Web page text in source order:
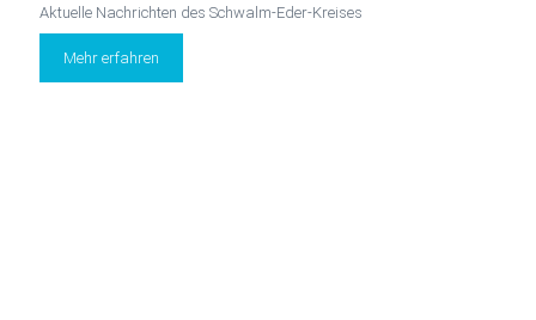
Aktuelle Nachrichten des Schwalm-Eder-Kreises
Mehr erfahren